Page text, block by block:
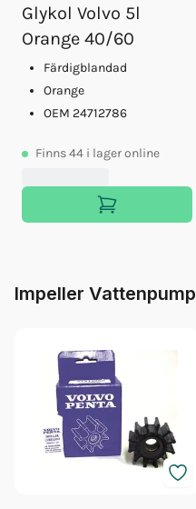
Glykol Volvo 5l
Orange 40/60
Färdigblandad
Orange
OEM 24712786
Finns44 i lager online
Impeller Vattenpump